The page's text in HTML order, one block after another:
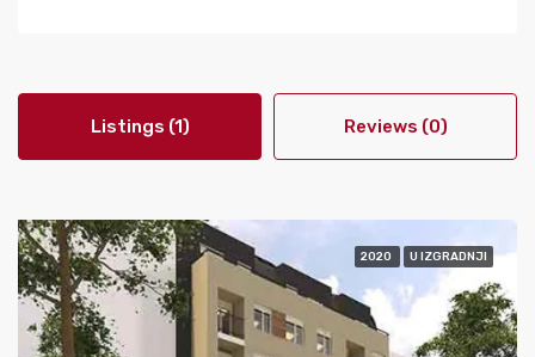
Listings (1) Reviews (0)
2020 U IZGRADNJI